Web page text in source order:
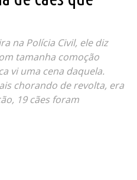
na Polícia Civil, ele diz
tamanha comoção
vi uma cena daquela.
chorando de revolta, era
19 cães foram